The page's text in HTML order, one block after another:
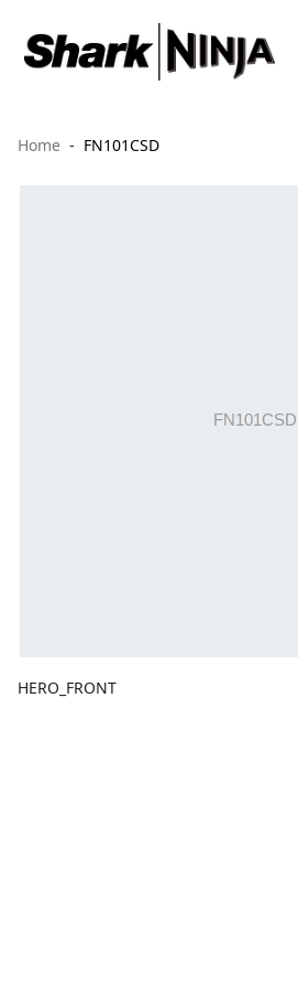
Home FN101CSD
HERO_FRONT